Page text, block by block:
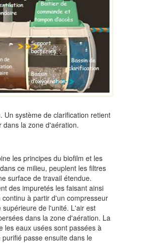
système de clarification retient
la zone d'aération.
les principes du biofilm et les
ce milieu, peuplent les filtres
surface de travail étendue.
des impuretés les faisant ainsi
à partir d'un compresseur
de l'unité. L'air est
dans la zone d'aération. La
les eaux usées sont passées à
passe ensuite dans le